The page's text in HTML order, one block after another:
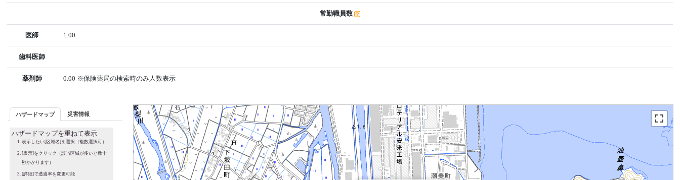
常勤職員数
医師 1.00
歯科医師
薬剤師 0.00 ※保険薬局の検索時のみ人数表示
ハザードマップ 災害情報
ハザードマップを重ねて表示
表示したい[区域名]を選択（複数選択可）
[表示]をクリック（該当区域が多いと数十
秒かかります）
[詳細]で透過率を変更可能